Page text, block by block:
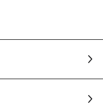
для використання в
цоколя G13. У порівнянні